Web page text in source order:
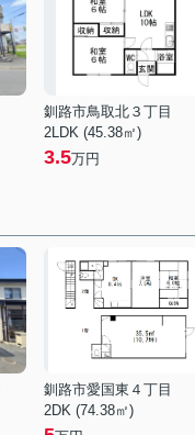
釧路市鳥取北３丁目
2LDK (45.38㎡)
3.5万円
釧路市愛国東４丁目
2DK (74.38㎡)